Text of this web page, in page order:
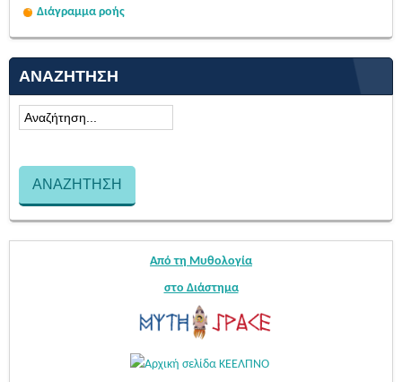
Διάγραμμα ροής
ΑΝΑΖΉΤΗΣΗ
Από τη Μυθολογία
στο Διάστημα